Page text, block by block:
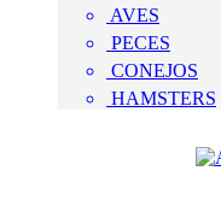
AVES
PECES
CONEJOS
HAMSTERS